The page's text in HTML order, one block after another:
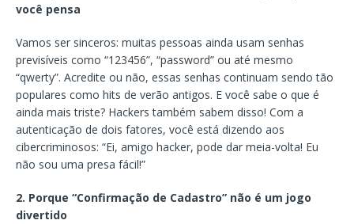
você pensa
Vamos ser sinceros: muitas pessoas ainda usam senhas
previsíveis como “123456”, “password” ou até mesmo
“qwerty”. Acredite ou não, essas senhas continuam sendo tão
populares como hits de verão antigos. E você sabe o que é
ainda mais triste? Hackers também sabem disso! Com a
autenticação de dois fatores, você está dizendo aos
cibercriminosos: “Ei, amigo hacker, pode dar meia-volta! Eu
não sou uma presa fácil!”
2. Porque “Confirmação de Cadastro” não é um jogo
divertido